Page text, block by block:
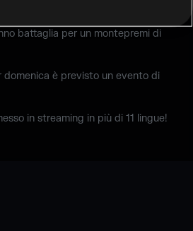
battaglia per un montepremi di
domenica è previsto un evento di
in streaming in più di 11 lingue!